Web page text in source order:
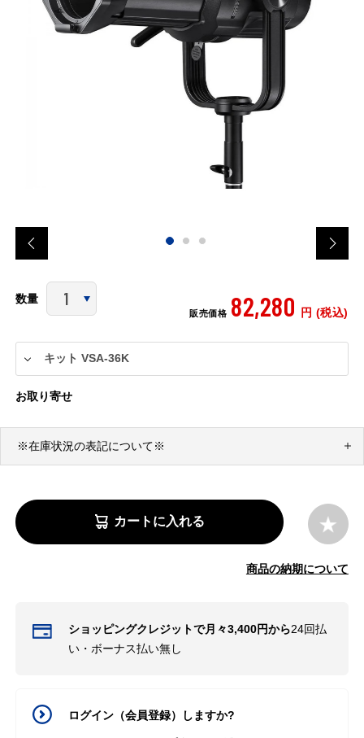
数量
販売価格 82,280 円 (税込)
お取り寄せ
※在庫状況の表記について※
カートに入れる
商品の納期について
ショッピングクレジットで月々3,400円から24回払
い・ボーナス払い無し
ログイン（会員登録）しますか?